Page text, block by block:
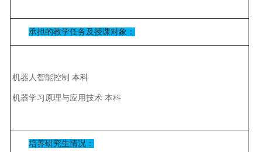
承担的教学任务及授课对象：
机器人智能控制 本科
机器学习原理与应用技术 本科
培养研究生情况：